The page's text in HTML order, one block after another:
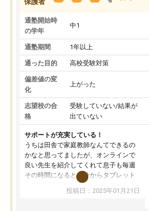
通塾開始時
の学年
中1
通塾期間 1年以上
通った目的 高校受験対策
偏差値の変
化
上がった
志望校の合
格
受験していない/結果が
出ていない
サポートが充実している！
うちは田舎で家庭教師なんてできるの
かなと思ってましたが、オンラインで
良い先生を紹介してくれて息子も毎週
その時間になると自分からタブレット
を開いてzoomを繋げるようになりまし
た！5科目なんでもOKなのもとても気
投稿日：2025年01月21日